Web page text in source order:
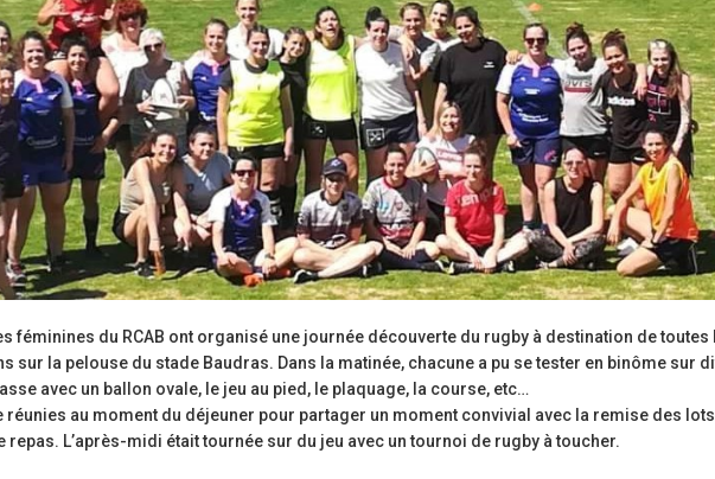
féminines du RCAB ont organisé une journée découverte du rugby à destination de toutes
sur la pelouse du stade Baudras. Dans la matinée, chacune a pu se tester en binôme sur
avec un ballon ovale, le jeu au pied, le plaquage, la course, etc…
réunies au moment du déjeuner pour partager un moment convivial avec la remise des
repas. L’après-midi était tournée sur du jeu avec un tournoi de rugby à toucher.
prêt le 13 septembre!
Fédérale 2 et Fédérale B: finir sur une bonne
note en priorité
25 avril 2026
préparation pour être prêt le 13
18 juin 2026